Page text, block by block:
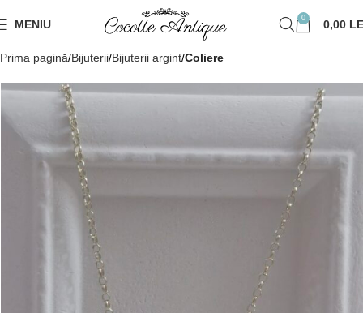
MENIU 0 0,00
Prima pagină Bijuterii Bijuterii argint Coliere